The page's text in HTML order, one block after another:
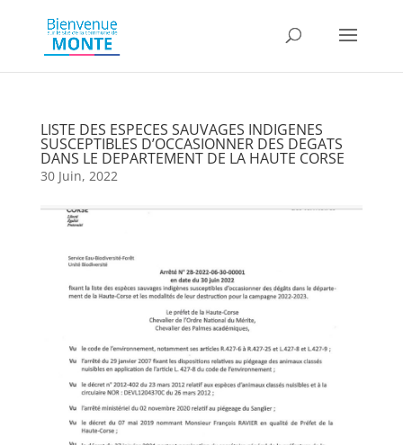
LISTE DES ESPECES SAUVAGES INDIGENES
SUSCEPTIBLES D’OCCASIONNER DES DEGATS
DANS LE DEPARTEMENT DE LA HAUTE CORSE
30 Juin, 2022